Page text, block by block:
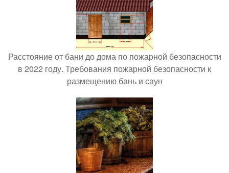
Расстояние от бани до дома по пожарной безопасности
в 2022 году. Требования пожарной безопасности к
размещению бань и саун